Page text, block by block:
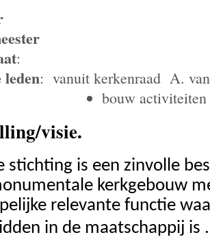
: J.
leden: vanuit kerkenraad A.
bouw
visie.
stichting is een zinvolle
kerkgebouw
relevante functie
in de maatschappij is .